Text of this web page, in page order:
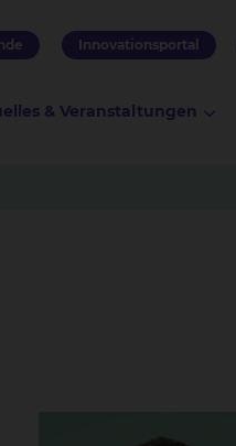
Innovationsportal
& Veranstaltungen